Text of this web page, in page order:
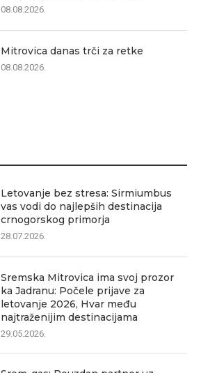
08.08.2026.
Mitrovica danas trči za retke
08.08.2026.
Letovanje bez stresa: Sirmiumbus
vas vodi do najlepših destinacija
crnogorskog primorja
28.07.2026.
Sremska Mitrovica ima svoj prozor
ka Jadranu: Počele prijave za
letovanje 2026, Hvar među
najtraženijim destinacijama
29.05.2026.